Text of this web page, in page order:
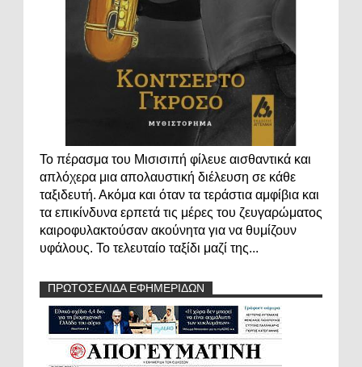
Το πέρασμα του Μισισιπή φίλευε αισθαντικά και
απλόχερα μια απολαυστική διέλευση σε κάθε
ταξιδευτή. Ακόμα και όταν τα τεράστια αμφίβια και
τα επικίνδυνα ερπετά τις μέρες του ζευγαρώματος
καιροφυλακτούσαν ακούνητα για να θυμίζουν
υφάλους. Το τελευταίο ταξίδι μαζί της...
ΠΡΩΤΟΣΕΛΙΔΑ ΕΦΗΜΕΡΙΔΩΝ